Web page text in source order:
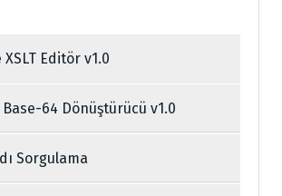
Editör v1.0
Base-64 Dönüştürücü v1.0
Sorgulama